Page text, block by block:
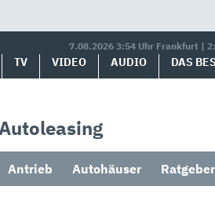
7.08.2026 3:54 Uhr Frankfurt |
TV VIDEO AUDIO DAS
Antrieb Autohäuser Ratgeber